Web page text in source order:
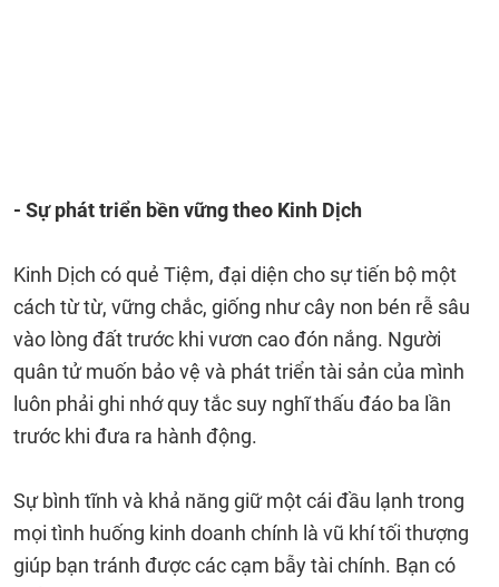
- Sự phát triển bền vững theo Kinh Dịch
Kinh Dịch có quẻ Tiệm, đại diện cho sự tiến bộ một
cách từ từ, vững chắc, giống như cây non bén rễ sâu
vào lòng đất trước khi vươn cao đón nắng. Người
quân tử muốn bảo vệ và phát triển tài sản của mình
luôn phải ghi nhớ quy tắc suy nghĩ thấu đáo ba lần
trước khi đưa ra hành động.
Sự bình tĩnh và khả năng giữ một cái đầu lạnh trong
mọi tình huống kinh doanh chính là vũ khí tối thượng
giúp bạn tránh được các cạm bẫy tài chính. Bạn có